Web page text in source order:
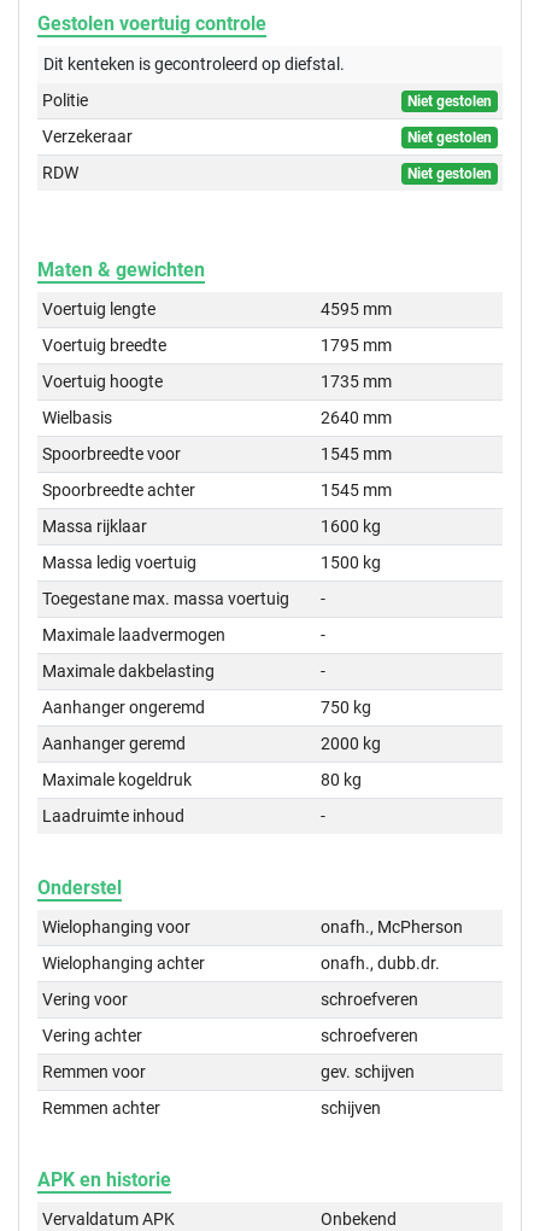
Gestolen voertuig controle
Dit kenteken is gecontroleerd opdiefstal.
Politie
Niet gestolen
Verzekeraar Niet gestolen
RDW Niet gestolen
Maten & gewichten
Voertuig lengte
4595 mm
Voertuig breedte
1795 mm
Voertuig hoogte
1735 mm
Wielbasis
2640 mm
Spoorbreedte voor
1545 mm
Spoorbreedte achter
1545 mm
Massa rijklaar
1600 kg
Massa ledig voertuig
1500 kg
Toegestane max. massa voertuig
-
Maximale laadvermogen
-
Maximale dakbelasting
-
Aanhanger ongeremd
750 kg
Aanhanger geremd
2000 kg
Maximale kogeldruk
80 kg
Laadruimte inhoud
-
Onderstel
Wielophanging voor
onafh., McPherson
Wielophanging achter
onafh., dubb.dr.
Vering voor
schroefveren
Vering achter
schroefveren
Remmen voor
gev. schijven
Remmen achter
schijven
APK en historie
Vervaldatum APK
Onbekend